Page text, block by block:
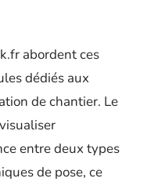
abordent ces
dédiés aux
de chantier. Le
entre deux types
de pose, ce